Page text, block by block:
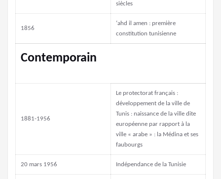
siècles
1856
‘ahd il amen : première
constitution tunisienne
Contemporain
1881-1956
Le protectorat français :
développement de la ville de
Tunis : naissance de la ville dite
européenne par rapport à la
ville « arabe » : la Médina et ses
faubourgs
20 mars 1956 Indépendance de la Tunisie